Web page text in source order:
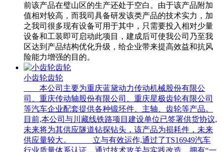
前该产品在璧山区的生产还处于空白。由于该产品附加
值相对较高，而我司具备研发该类产品的技术实力，加
之我司很多现有设备可用于其中，只需要投入相对少量
设备和工装即可启动此项目，建成后可使我公司乃至我
区达到产品结构优化升级，给企业带来提高效益和抗风
险能力增强的目的。
小齿轮齿轮
本公司主要为重庆蓝黛动力传动机械股份有限公
司、重庆传动轴股份有限公司、重庆星极齿轮有限公司
等汽车企业配套提供各种锻坯件、主轴、齿轮等产品。
目前,本公司与川藏线铁路项目建设单位已签署供货协议,
未来将为其供应隧道钻探钻头，该产品为损耗件，未来
供应量较大。 立与有效运作,通过了TS16949汽车